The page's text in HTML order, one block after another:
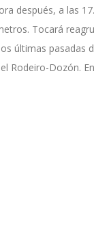
después, a las
Tocará
últimas pasadas
Rodeiro-Dozón.